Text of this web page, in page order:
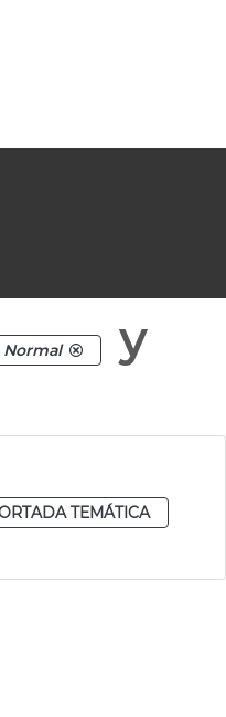
Normal
y
TEMÁTICA